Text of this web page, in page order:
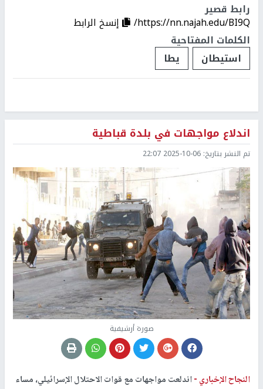
رابط قصير
https://nn.najah.edu/BI9Q/
إنسخ الرابط
الكلمات المفتاحية
استيطان
يطا
اندلاع مواجهات في بلدة قباطية
تم النشر بتاريخ: 2025-10-06 22:07
صورة أرشيفية
النجاح الإخباري -اندلعت مواجهات مع قوات الاحتلال الإسرائيلي، مساء